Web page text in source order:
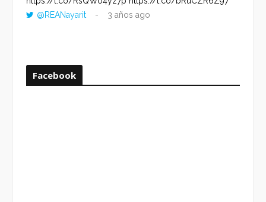
@REANayarit
3 años ago
Facebook